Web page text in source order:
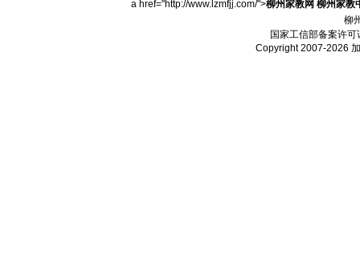
a href="http://www.lzmfjj.com/">柳州家教网 柳州家教
柳
国家工信部备案许可
Copyright 2007-2026